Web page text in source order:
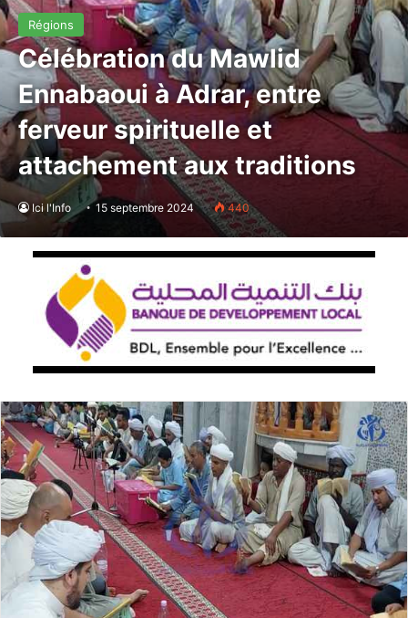
Régions
Célébration du Mawlid
Ennabaoui à Adrar, entre
ferveur spirituelle et
attachement aux traditions
Ici l'Info 15 septembre 2024 440